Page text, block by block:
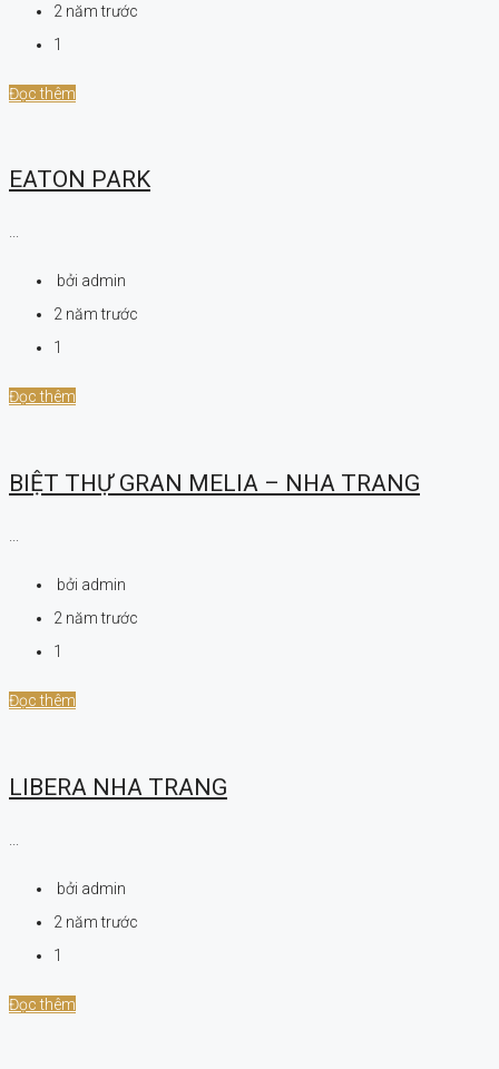
2 năm trước
1
Đọc thêm
EATON PARK
...
bởi admin
2 năm trước
1
Đọc thêm
BIỆT THỰ GRAN MELIA – NHA TRANG
...
bởi admin
2 năm trước
1
Đọc thêm
LIBERA NHA TRANG
bởi admin
2 năm trước
1
Đọc thêm